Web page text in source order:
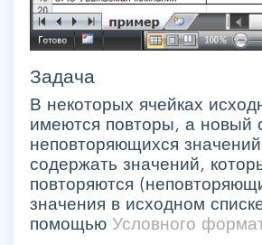
Задача
В некоторых ячейках
имеются повторы, а новый
неповторяющихся
содержать значений,
повторяются
значения в исходном
помощью Условного